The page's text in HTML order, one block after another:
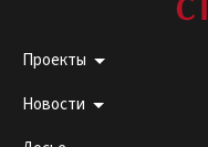
Проекты
Новости